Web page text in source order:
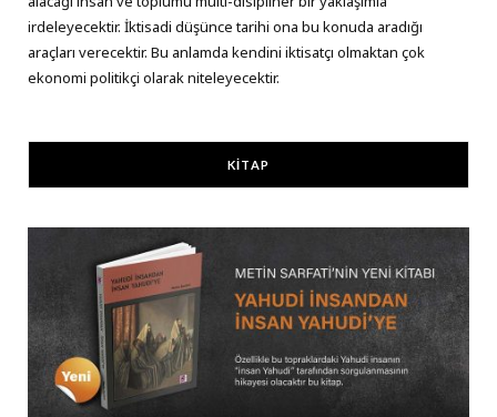
irdeleyecektir. İktisadi düşünce tarihi ona bu konuda aradığı
araçları verecektir. Bu anlamda kendini iktisatçı olmaktan çok
ekonomi politikçi olarak niteleyecektir.
KİTAP